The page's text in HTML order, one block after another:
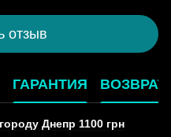
отзыв
ГАРАНТИЯ ВОЗВРАТ
Днепр 1100 грн